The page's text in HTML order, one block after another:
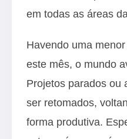
em todas as áreas
Havendo uma
este mês, o mundo
Projetos parados ou
ser retomados,
forma produtiva.